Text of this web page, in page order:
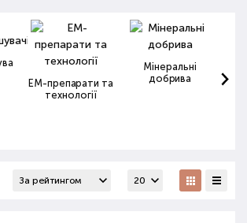
ЕМ-препарати та
технології
Мінеральні
добрива